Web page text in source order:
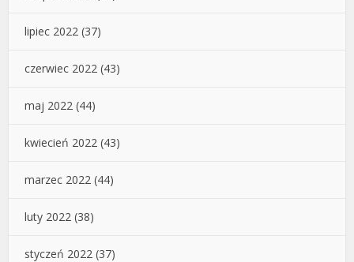
lipiec 2022 (37)
czerwiec 2022 (43)
maj 2022 (44)
kwiecień 2022 (43)
marzec 2022 (44)
luty 2022 (38)
styczeń 2022 (37)